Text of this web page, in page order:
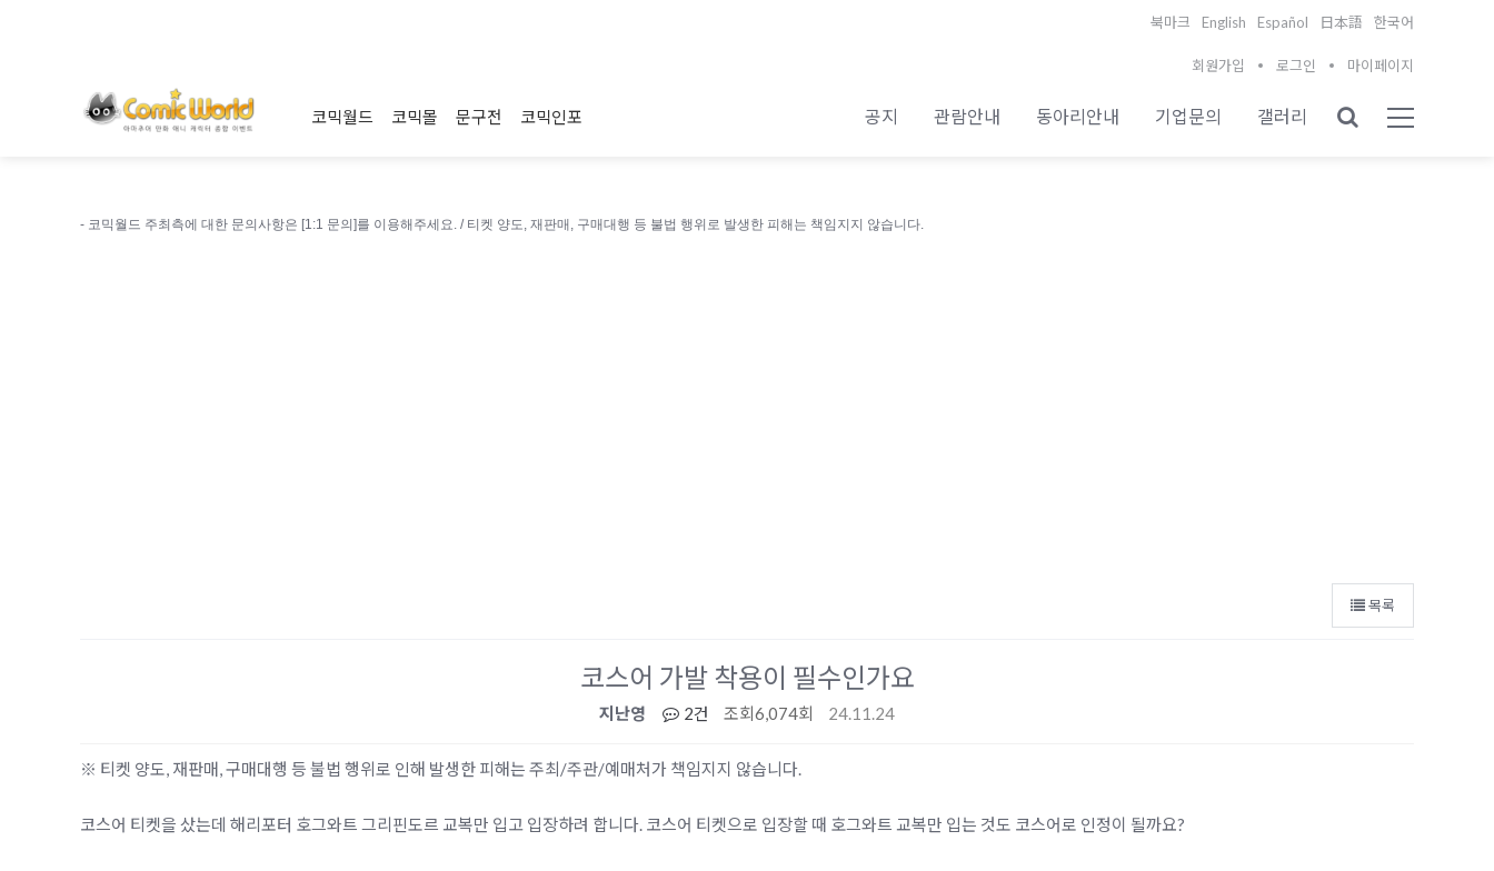
북마크 English Español 日本語 한국어
회원가입 로그인 마이페이지
코믹월드 코믹몰 문구전 코믹인포 공지 관람안내 동아리안내 기업문의 갤러리
- 코믹월드 주최측에 대한 문의사항은 [1:1 문의]를 이용해주세요. / 티켓 양도, 재판매, 구매대행 등 불법 행위로 발생한 피해는 책임지지 않습니다.
목록
코스어 가발 착용이 필수인가요
지난영 2건 조회6,074회 24.11.24
※ 티켓 양도, 재판매, 구매대행 등 불법 행위로 인해 발생한 피해는 주최/주관/예매처가 책임지지 않습니다.
코스어 티켓을 샀는데 해리포터 호그와트 그리핀도르 교복만 입고 입장하려 합니다. 코스어 티켓으로 입장할 때 호그와트 교복만 입는 것도 코스어로 인정이 될까요?